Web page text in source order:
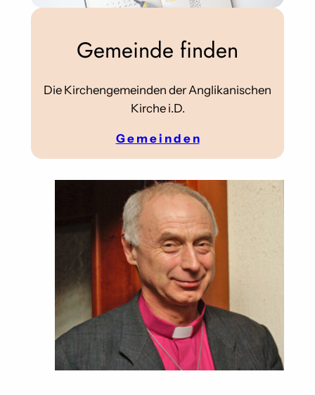
Gemeinde finden
Die Kirchengemeinden der Anglikanischen
Kirche i.D.
G e m e i n d e n